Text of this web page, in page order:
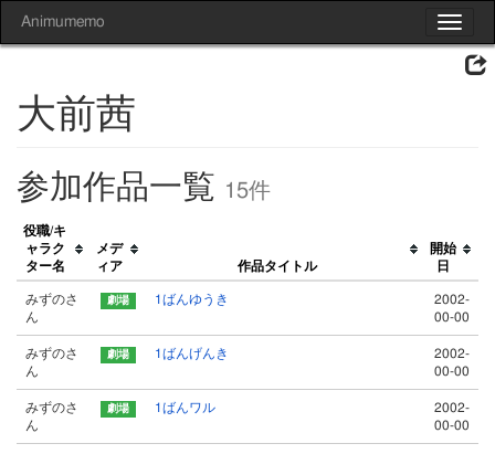
Toggle
Animumemo
大前茜
参加作品一覧 15件
役職/キ
ャラク
ター名
メデ
ィア
作品タイトル
開始
日
みずのさ
ん
1ばんゆうき
2002-
00-00
みずのさ
ん
1ばんげんき
2002-
00-00
みずのさ
ん
1ばんワル
2002-
00-00